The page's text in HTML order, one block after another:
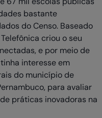
bastante
do Censo. Baseado
criou o seu
e por meio de
interesse em
do município de
para avaliar
práticas inovadoras na